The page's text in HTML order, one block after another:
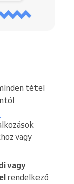
tétel
vagy
vagy
rendelkező